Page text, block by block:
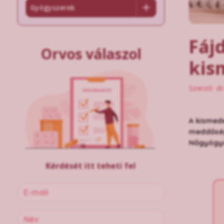
Gyógyszerek
Orvos válaszol
Kérdését itt teheti fel
Szerző:
A